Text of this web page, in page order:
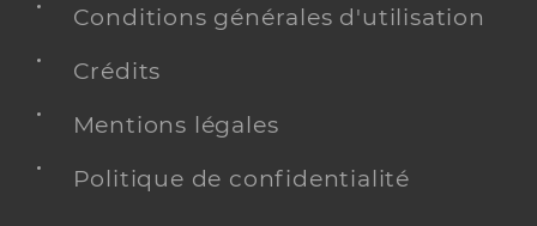
Conditions générales d'utilisation
Crédits
Mentions légales
Politique de confidentialité